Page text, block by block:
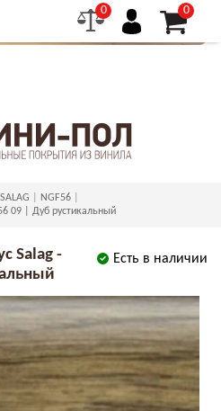
0 0
SALAG
NGF56
09 | Дуб рустикальный
Есть в наличии
Salag -